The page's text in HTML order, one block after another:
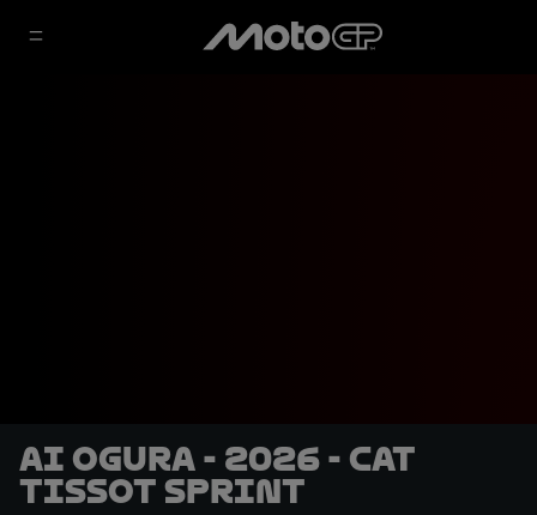
Ai Ogura - 2026 - CAT
Tissot Sprint